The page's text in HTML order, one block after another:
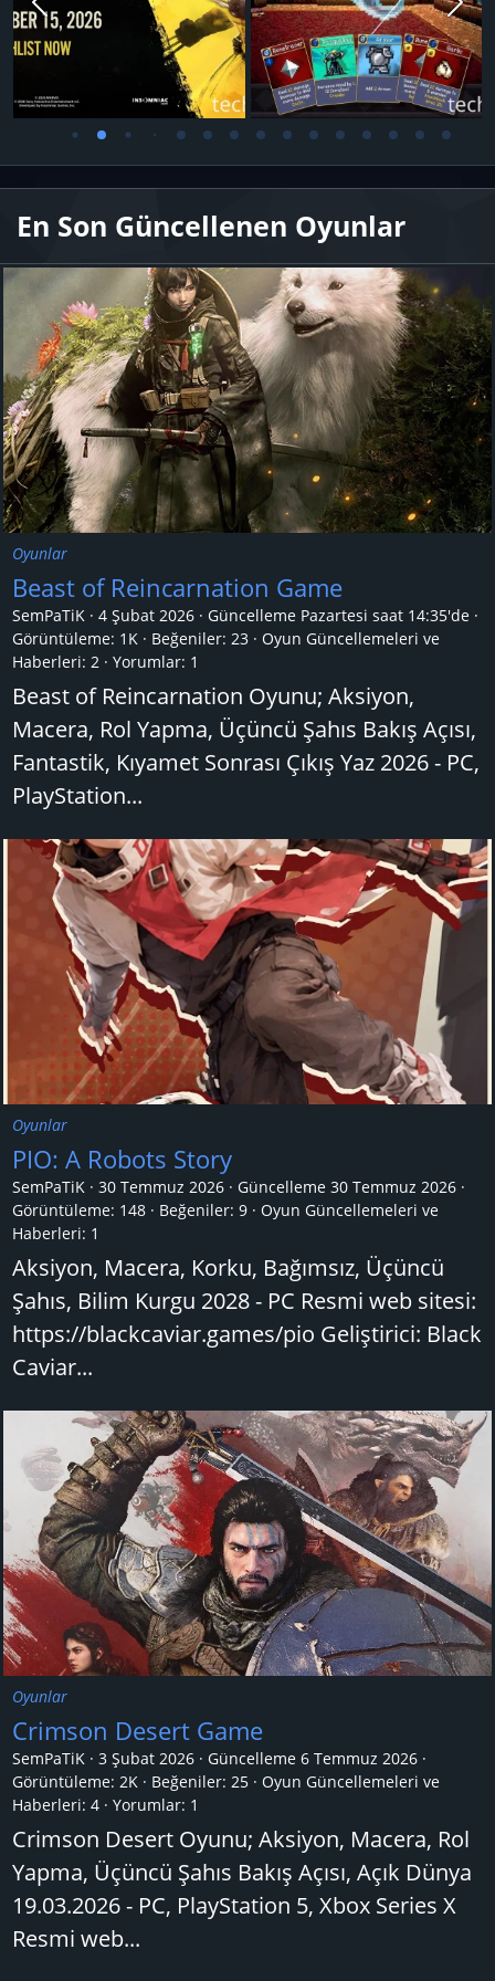
En Son Güncellenen Oyunlar
Oyunlar
Beast of Reincarnation Game
SemPaTiK 4 Şubat 2026 Güncelleme Pazartesi saat 14:35'de
Görüntüleme: 1K
Beğeniler: 23
Oyun Güncellemeleri ve
Haberleri: 2 Yorumlar: 1
Beast of Reincarnation Oyunu; Aksiyon,
Macera, Rol Yapma, Üçüncü Şahıs Bakış Açısı,
Fantastik, Kıyamet Sonrası Çıkış Yaz 2026 - PC,
PlayStation...
Oyunlar
PIO: A Robots Story
SemPaTiK 30 Temmuz 2026 Güncelleme 30 Temmuz 2026
Görüntüleme: 148
Beğeniler: 9
Oyun Güncellemeleri ve
Haberleri: 1
Aksiyon, Macera, Korku, Bağımsız, Üçüncü
Şahıs, Bilim Kurgu 2028 - PC Resmi web sitesi:
https://blackcaviar.games/pio Geliştirici: Black
Caviar...
Oyunlar
Crimson Desert Game
SemPaTiK 3 Şubat 2026 Güncelleme 6 Temmuz 2026
Görüntüleme: 2K
Beğeniler: 25
Oyun Güncellemeleri ve
Haberleri: 4 Yorumlar: 1
Crimson Desert Oyunu; Aksiyon, Macera, Rol
Yapma, Üçüncü Şahıs Bakış Açısı, Açık Dünya
19.03.2026 - PC, PlayStation 5, Xbox Series X
Resmi web...